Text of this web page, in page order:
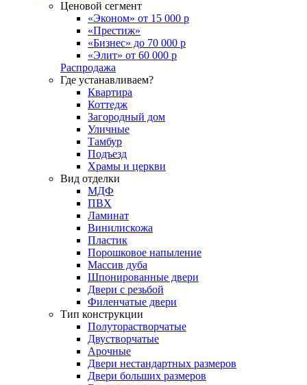
Ценовой сегмент
«Эконом» от 15 000 р
«Престиж»
«Бизнес» до 70 000 р
«Элит» от 60 000 р
Распродажа
Где устанавливаем?
Квартира
Коттедж
Загородный дом
Уличные
Тамбур
Подъезд
Храмы и церкви
Вид отделки
МДФ
ПВХ
Ламинат
Винилискожа
Пластик
Порошковое напыление
Массив дуба
Шпонированные двери
Двери с резьбой
Филенчатые двери
Тип конструкции
Полуторастворчатые
Двустворчатые
Арочные
Двери нестандартных размеров
Двери больших размеров